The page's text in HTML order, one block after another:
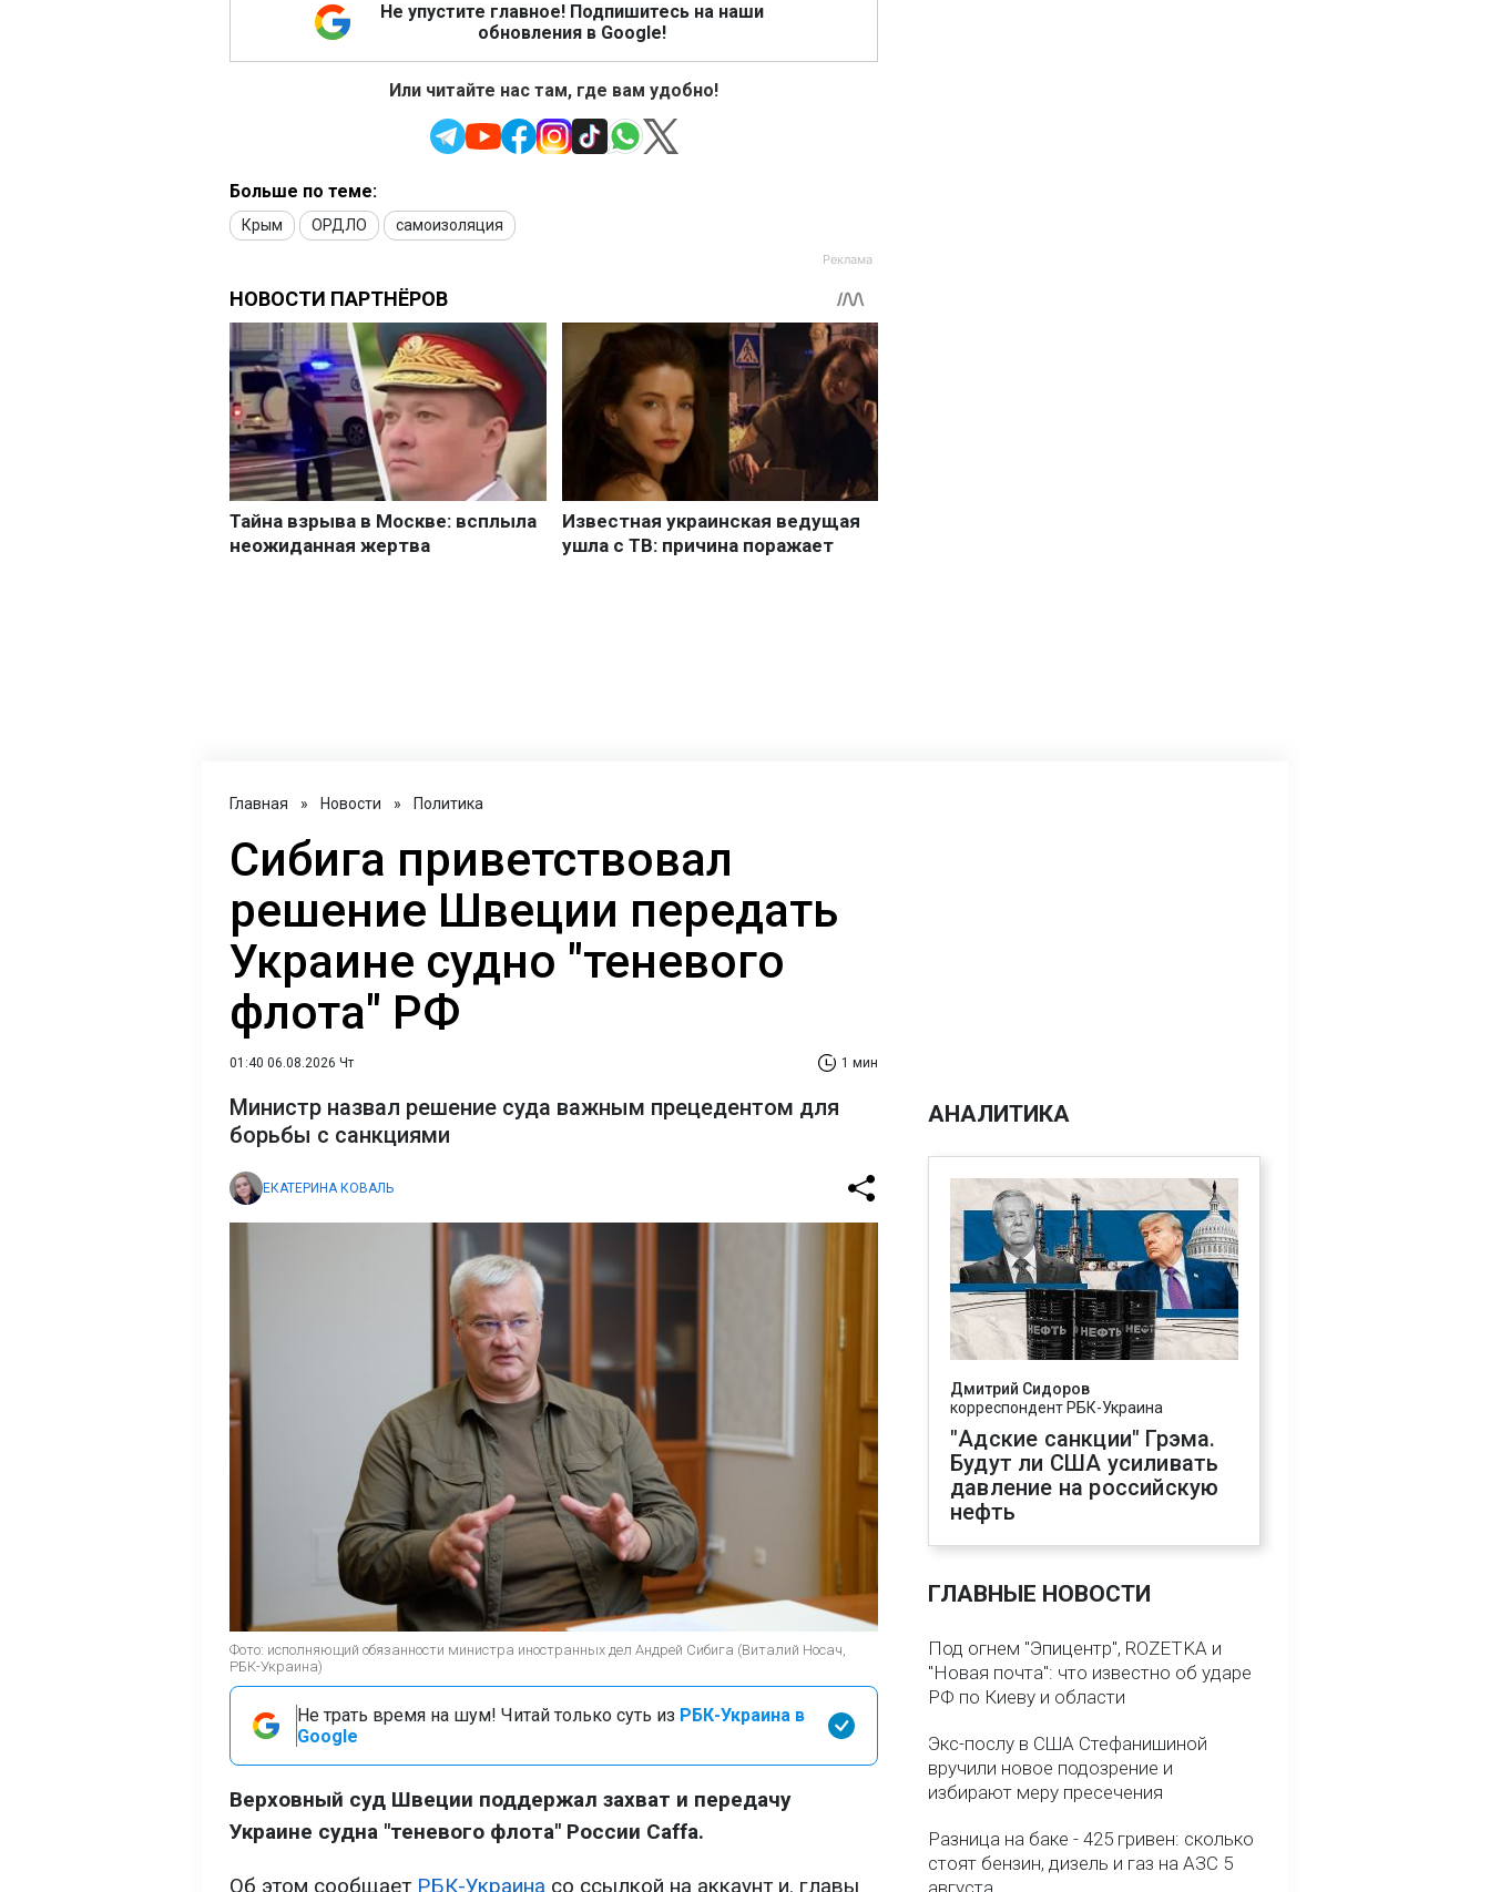
Не упустите главное! Подпишитесь на наши
обновления в Google!
Или читайте нас там, где вам удобно!
Больше по теме:
Крым ОРДЛО самоизоляция
Главная » Новости » Политика
Сибига приветствовал
решение Швеции передать
Украине судно "теневого
флота" РФ
01:40 06.08.2026 Чт 1 мин
Министр назвал решение суда важным прецедентом для
борьбы с санкциями
ЕКАТЕРИНА КОВАЛЬ
Фото: исполняющий обязанности министра иностранных дел Андрей Сибига (Виталий Носач,
РБК-Украина)
Не трать время на шум! Читай только суть из РБК-Украина в
Google
Верховный суд Швеции поддержал захват и передачу
Украине судна "теневого флота" России Caffa.
Об этом сообщает РБК-Украина со ссылкой на аккаунт и. главы
АНАЛИТИКА
Дмитрий Сидоров
корреспондент РБК-Украина
"Адские санкции" Грэма.
Будут ли США усиливать
давление на российскую
нефть
ГЛАВНЫЕ НОВОСТИ
Под огнем "Эпицентр", ROZETKA и
"Новая почта": что известно об ударе
РФ по Киеву и области
Экс-послу в США Стефанишиной
вручили новое подозрение и
избирают меру пресечения
Разница на баке - 425 гривен: сколько
стоят бензин, дизель и газ на АЗС 5
августа